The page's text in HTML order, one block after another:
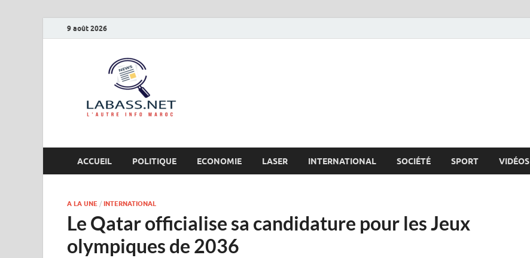
9 août 2026
ACCUEIL POLITIQUE ECONOMIE LASER INTERNATIONAL SOCIÉTÉ SPORT VIDÉOS
A LA UNE / INTERNATIONAL
Le Qatar officialise sa candidature pour les Jeux
olympiques de 2036